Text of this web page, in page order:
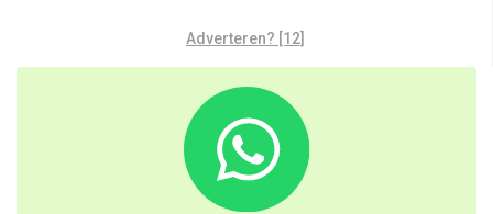
Adverteren? [12]